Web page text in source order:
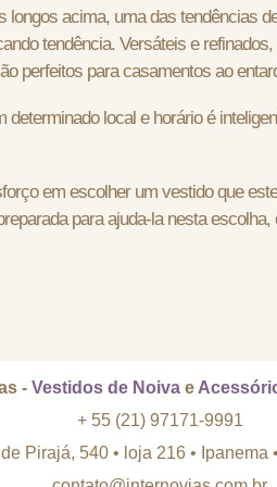
longos acima, uma das tendências
tendência. Versáteis e
perfeitos para casamentos ao
local e horário é
em escolher um vestido que
para ajuda-la nesta escolha,
- Vestidos de Noivae
+ 55 (21) 97171-9991
Pirajá, 540 • loja 216 • Ipanema •